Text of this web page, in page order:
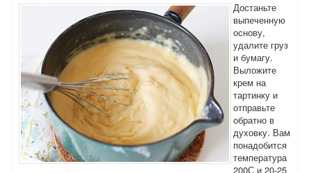
Достаньте
выпеченную
основу,
удалите груз
и бумагу.
Выложите
крем на
тартинку и
отправьте
обратно в
духовку. Вам
понадобится
температура
200С и 20-25